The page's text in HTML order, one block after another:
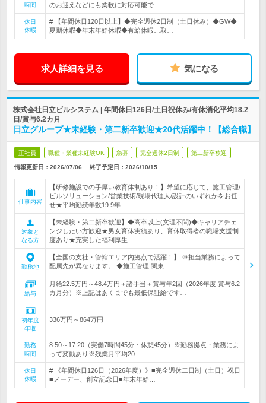
時間
のお迎えなどにも柔軟に対応可能で…
休日
休暇
# 【年間休日120日以上】◆完全週休2日制（土日休み）◆GW◆
夏期休暇◆年末年始休暇◆有給休暇…取…
求人詳細を見る 気になる
株式会社日立ビルシステム | 年間休日126日/土日祝休み/有休消化平均18.2
日/賞与6.2カ月
日立グループ★未経験・第二新卒歓迎★20代活躍中！【総合職】
正社員 職種・業種未経験OK 急募 完全週休2日制 第二新卒歓迎
情報更新日：2026/07/06 終了予定日： 2026/10/15
仕事内容
【研修施設での手厚い教育体制あり！】希望に応じて、施工管理/
ビルソリューション/営業技術/現場代理人/設計のいずれかをお任
せ★平均勤続年数19.9年
対象と
なる方
【未経験・第二新卒歓迎】◆高卒以上(文理不問)◆キャリアチェ
ンジしたい方歓迎★男女育休実績あり、育休取得者の職場支援制
度あり★充実した福利厚生
勤務地
【全国の支社・管轄エリア内拠点で活躍！】 ※担当業務によって
配属先が異なります。 ◆施工管理 関東…
給与
月給22.5万円～48.4万円＋諸手当＋賞与年2回（2026年度:賞与6.2
カ月分）※上記はあくまでも最低保証給です…
初年度
年収
336万円～864万円
勤務
時間
8:50～17:20（実働7時間45分・休憩45分）※勤務拠点・業務によ
って変動あり※残業月平均20…
休日
休暇
# 《年間休日126日（2026年度）》■完全週休二日制（土日）祝日
■メーデー、創立記念日■年末年始…